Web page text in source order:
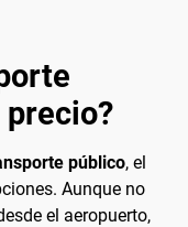
precio?
público, el
Aunque no
el aeropuerto,